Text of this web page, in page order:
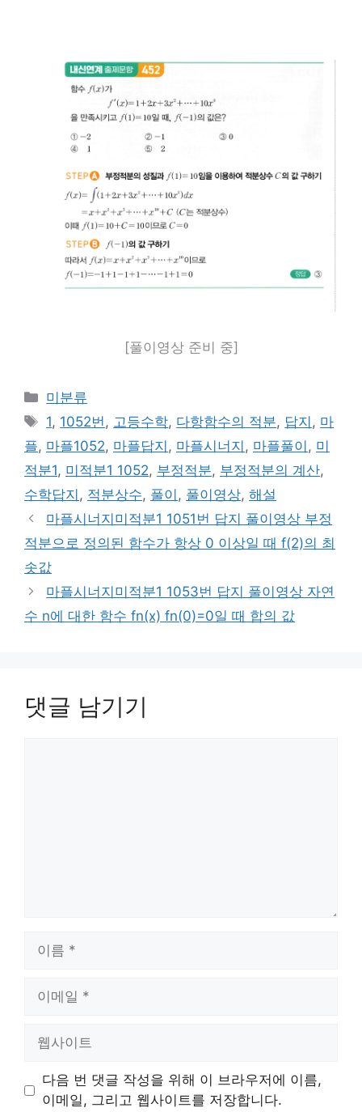
[풀이영상 준비 중]
카
테
리
미분류
태
그
1, 1052번, 고등수학, 다항함수의 적분, 답지 , 마
플, 마플1052, 마플답지 , 마플시너지 , 마플풀이 , 미
적분1, 미적분1 1052, 부정적분, 부정적분의 계산,
수학답지 , 적분상수, 풀이 , 풀이영상, 해설
마플시너지미적분1 1051번 답지 풀이영상 부정
적분으로 정의된 함수가 항상 0 이상일 때 f(2)의 최
솟값
마플시너지미적분1 1053번 답지 풀이영상 자연
수 n에 대한 함수 fn(x) fn(0)=0일 때 합의 값
댓글 남기기
트
다음 번 댓글 작성을 위해 이 브라우저에 이름,
이메일, 그리고 웹사이트를 저장합니다.